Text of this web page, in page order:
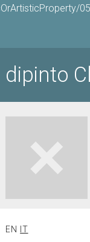
dipinto
EN IT